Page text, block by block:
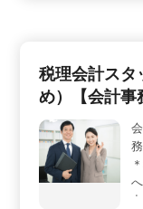
日数や就業時間
イルに合わせた
力、年末調整や法
しなど幅広い業
す。 ＜中高年
が多く活躍してい
を発揮できる職
任感を持って業
のご応募をお待
税理会計スタ
め）【会計事
会計事